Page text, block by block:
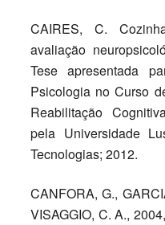
CAIRES, C.
avaliação
Tese apresentada
Psicologia no Curso
Reabilitação
pela Universidade
Tecnologias; 2012.
CANFORA, G.,
VISAGGIO, C. A.,